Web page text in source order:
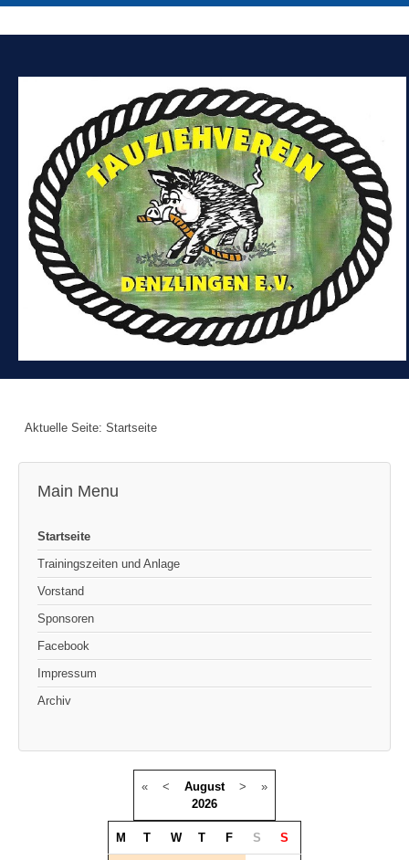
Aktuelle Seite: Startseite
Main Menu
Startseite
Trainingszeiten und Anlage
Vorstand
Sponsoren
Facebook
Impressum
Archiv
« <
August
2026
> »
M T W T F S S